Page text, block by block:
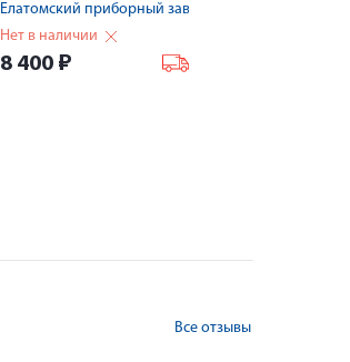
Елатомский приборный завод
Нет в наличии
8 400 ₽
Все отзывы